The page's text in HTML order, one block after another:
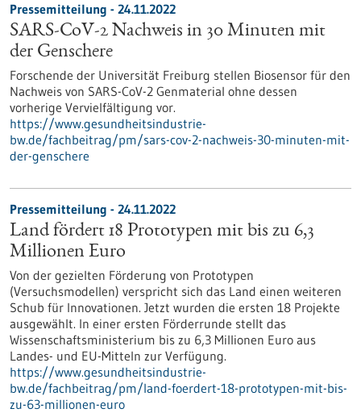
Pressemitteilung - 24.11.2022
SARS-CoV-2 Nachweis in 30 Minuten mit
der Genschere
Forschende der Universität Freiburg stellen Biosensor für den
Nachweis von SARS-CoV-2 Genmaterial ohne dessen
vorherige Vervielfältigung vor.
https://www.gesundheitsindustrie-
bw.de/fachbeitrag/pm/sars-cov-2-nachweis-30-minuten-mit-
der-genschere
Pressemitteilung - 24.11.2022
Land fördert 18 Prototypen mit bis zu 6,3
Millionen Euro
Von der gezielten Förderung von Prototypen
(Versuchsmodellen) verspricht sich das Land einen weiteren
Schub für Innovationen. Jetzt wurden die ersten 18 Projekte
ausgewählt. In einer ersten Förderrunde stellt das
Wissenschaftsministerium bis zu 6,3 Millionen Euro aus
Landes- und EU-Mitteln zur Verfügung.
https://www.gesundheitsindustrie-
bw.de/fachbeitrag/pm/land-foerdert-18-prototypen-mit-bis-
zu-63-millionen-euro